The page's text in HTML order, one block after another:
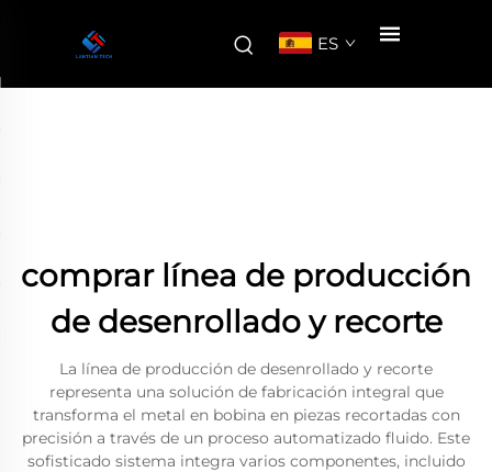
ES
comprar línea de producción
de desenrollado y recorte
La línea de producción de desenrollado y recorte
representa una solución de fabricación integral que
transforma el metal en bobina en piezas recortadas con
precisión a través de un proceso automatizado fluido. Este
sofisticado sistema integra varios componentes, incluido